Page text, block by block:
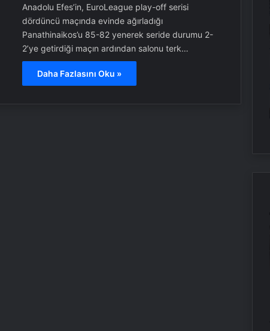
Anadolu Efes’in, EuroLeague play-off serisi
dördüncü maçında evinde ağırladığı
Panathinaikos’u 85-82 yenerek seride durumu 2-
2’ye getirdiği maçın ardından salonu terk…
Daha Fazlasını Oku »